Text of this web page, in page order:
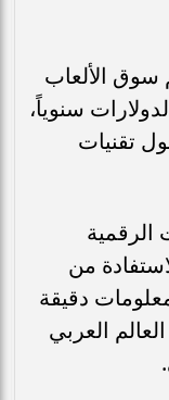
سوق الألعاب
سنوياً،
تقنيات
من
دقيقة
العربي